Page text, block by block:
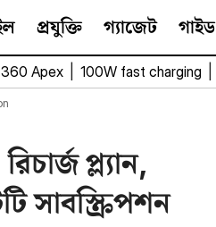
প্রযুক্তি গ্যাজেট গাইড
Apex 100W fast charging
প্ল্যান,
সাবস্ক্রিপশন